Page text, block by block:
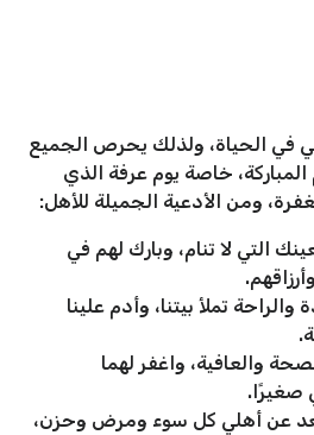
في الحياة، ولذلك يحرص الجميع
المباركة، خاصة يوم عرفة الذي
ومن الأدعية الجميلة للأهل:
التي لا تنام، وبارك لهم في
تملأ بيتنا، وأدم علينا
والعافية، واغفر لهما
صغيرًا.
عن أهلي كل سوء ومرض وحزن،